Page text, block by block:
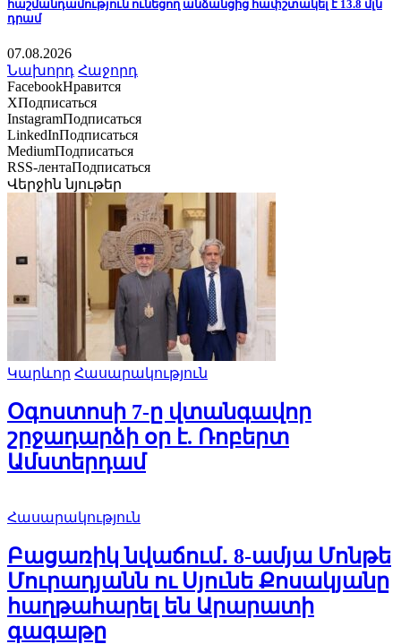
հաշմանդամություն ունեցող անձանցից հափշտակել է 13.8 մլն
դրամ
07.08.2026
Նախորդ Հաջորդ
FacebookНравится
XПодписаться
InstagramПодписаться
LinkedInПодписаться
MediumПодписаться
RSS-лентаПодписаться
Վերջին նյութեր
Կարևոր Հասարակություն
Օգոստոսի 7-ը վտանգավոր
շրջադարձի օր է. Ռոբերտ
Ամստերդամ
Հասարակություն
Բացառիկ նվաճում․ 8-ամյա Մոնթե
Մուրադյանն ու Սյունե Քոսակյանը
հաղթահարել են Արարատի
գագաթը